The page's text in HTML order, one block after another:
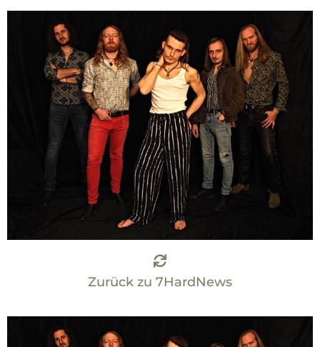
Zurück zu 7HardNews